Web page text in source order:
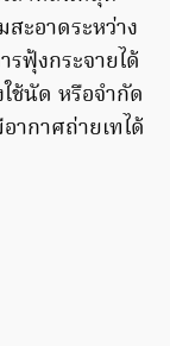
ะอาดระหว่าง
รฟุ้งกระจายได้
ช้นัด หรือจำกัด
ากาศถ่ายเทได้